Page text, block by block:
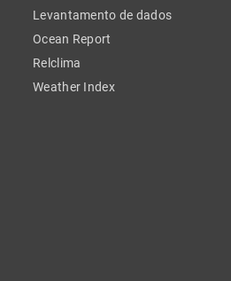
Levantamento de dados
Ocean Report
Relclima
Weather Index